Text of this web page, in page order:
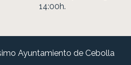
14:00h.
Ayuntamiento de Cebolla